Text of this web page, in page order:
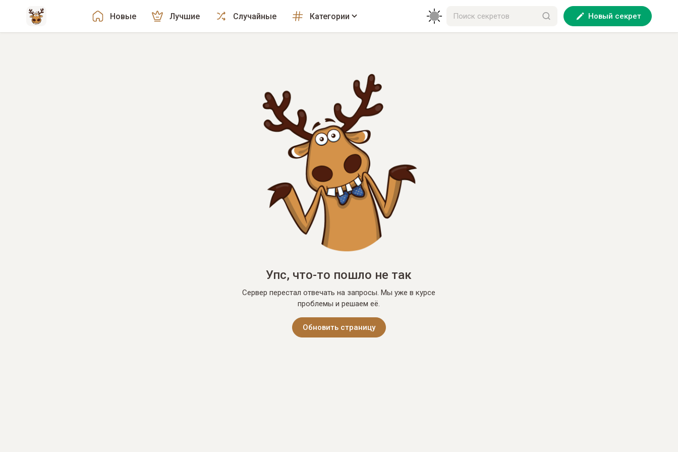
Новые Лучшие Случайные Категории Новый секрет
Упс, что-то пошло не так
Сервер перестал отвечать на запросы. Мы уже в курсе
проблемы и решаем её.
Обновить страницу